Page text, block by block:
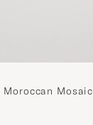
Moroccan Mosaic